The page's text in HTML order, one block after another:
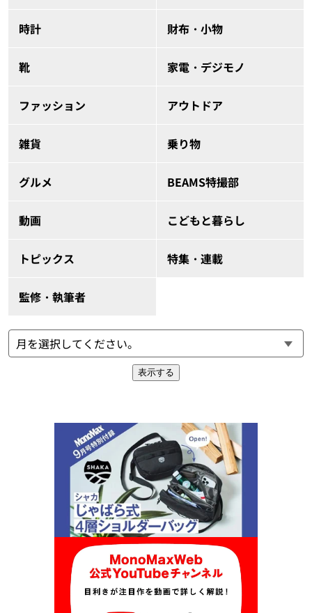
時計 財布・小物
靴 家電・デジモノ
ファッション アウトドア
雑貨 乗り物
グルメ BEAMS特撮部
動画 こどもと暮らし
トピックス 特集・連載
監修・執筆者
表示する